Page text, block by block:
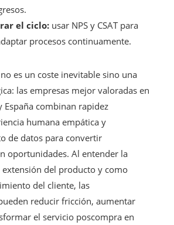
el ciclo: usar NPS y CSAT para
procesos continuamente.
es un coste inevitable sino una
las empresas mejor valoradas en
España combinan rapidez
humana empática y
de datos para convertir
oportunidades. Al entender la
del producto y como
del cliente, las
reducir fricción, aumentar
el servicio poscompra en